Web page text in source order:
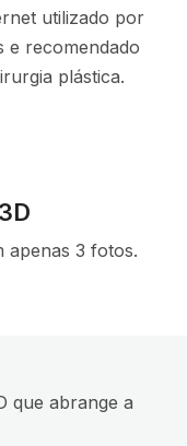
utilizado por
e recomendado
plástica.
apenas 3 fotos.
que abrange a